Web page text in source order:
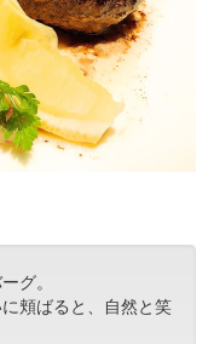
グ。
頬ばると、自然と笑